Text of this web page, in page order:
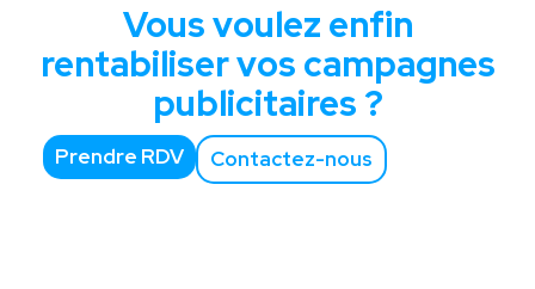
Vous voulez enfin
rentabiliser vos campagnes
publicitaires ?
Prendre RDV Contactez-nous